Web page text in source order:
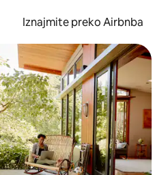
Iznajmite preko Airbnba